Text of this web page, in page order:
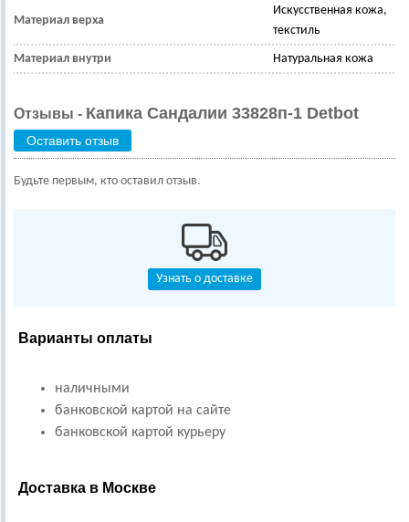
Материал верха
Искусственная кожа,
текстиль
Материал внутри Натуральная кожа
Отзывы - Капика Сандалии 33828п-1 Detbot
Оставить отзыв
Будьте первым, кто оставил отзыв.
Узнать о доставке
Варианты оплаты
наличными
банковской картой на сайте
банковской картой курьеру
Доставка в Москве